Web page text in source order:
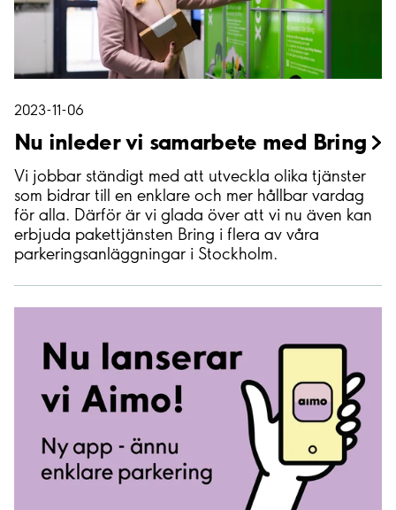
2023-11-06
Nu inleder vi samarbete med Bring
Vi jobbar ständigt med att utveckla olika tjänster
som bidrar till en enklare och mer hållbar vardag
för alla. Därför är vi glada över att vi nu även kan
erbjuda pakettjänsten Bring i flera av våra
parkeringsanläggningar i Stockholm.